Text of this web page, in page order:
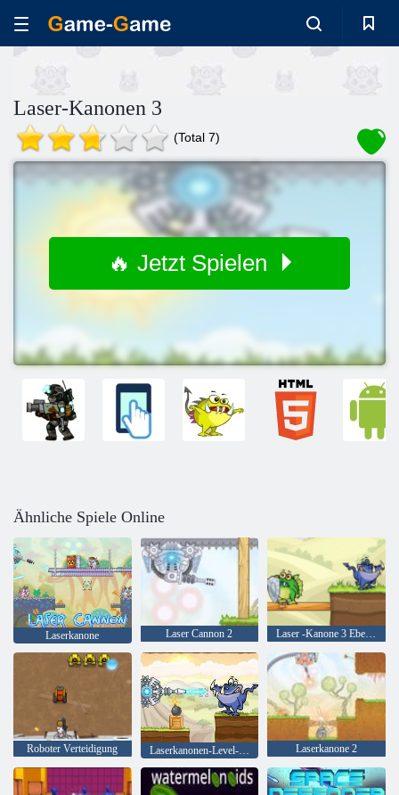
Laser-Kanonen 3
(Total 7)
🔥 Jetzt Spielen
Ähnliche Spiele Online
Laserkanone Laser Cannon 2 Laser -Kanone 3 Ebenen -Pack
Roboter Verteidigung Laserkanonen-Level-Paket Laserkanone 2